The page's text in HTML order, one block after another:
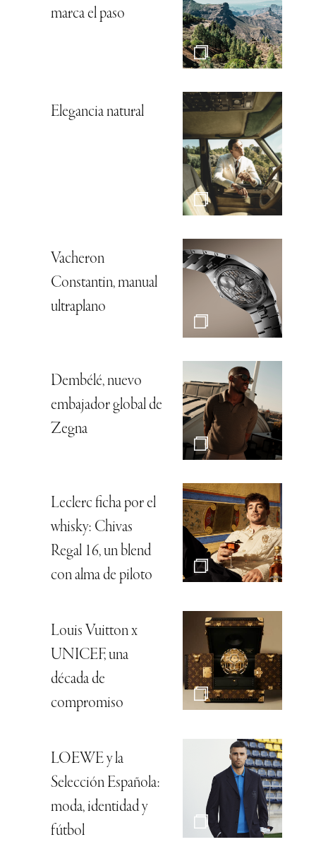
marca el paso
Elegancia natural
Vacheron
Constantin, manual
ultraplano
Dembélé, nuevo
embajador global de
Zegna
Leclerc ficha por el
whisky: Chivas
Regal 16, un blend
con alma de piloto
Louis Vuitton x
UNICEF, una
década de
compromiso
LOEWE y la
Selección Española:
moda, identidad y
fútbol